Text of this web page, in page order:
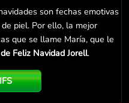
son fechas emotivas
piel. Por ello, la mejor
que se llame María, que le
Feliz Navidad Jorell.